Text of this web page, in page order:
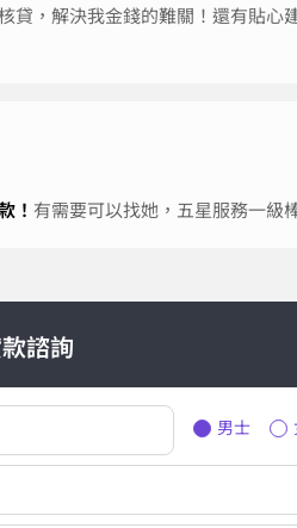
，解決我金錢的難關！還有貼心
！ 有需要可以找她，五星服務一級
諮詢
男士